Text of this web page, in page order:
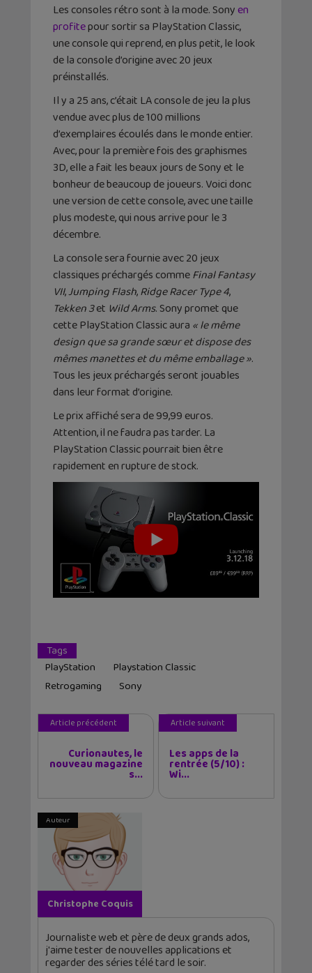
Les consoles rétro sont à la mode. Sonyen
profitepour sortir sa PlayStation Classic,
une console qui reprend, en plus petit, le look
de la console d’origine avec 20 jeux
préinstallés.
Il y a 25 ans, c’était LA console de jeu la plus
vendue avec plus de 100 millions
d’exemplaires écoulés dans le monde entier.
Avec, pour la première fois des graphismes
3D, elle a fait les beaux jours de Sony et le
bonheur de beaucoup de joueurs. Voici donc
une version de cette console, avec une taille
plus modeste, qui nous arrive pour le 3
décembre.
La console sera fournie avec 20 jeux
classiques préchargés commeFinal Fantasy
VII,Jumping Flash,Ridge Racer Type 4,
Tekken 3et Wild Arms. Sony promet que
cette PlayStation Classic aura « le même
design que sa grande sœur et dispose des
mêmes manettes et du même emballage ».
Tous les jeux préchargés seront jouables
dans leur format d’origine.
Le prix affiché sera de 99,99 euros.
Attention, il ne faudra pas tarder. La
PlayStation Classic pourrait bien être
rapidement en rupture de stock.
Tags
PlayStation
Playstation Classic
Retrogaming
Sony
Article précédent
Curionautes, le
nouveau magazine
s...
Article suivant
Les apps de la
rentrée (5/10) :
Wi...
Auteur
Christophe Coquis
Journaliste web et père de deux grands ados,
j'aime tester de nouvelles applications et
regarder des séries télé tard le soir.